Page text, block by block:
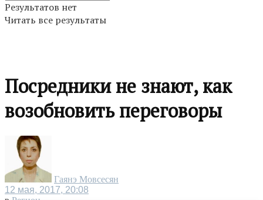
Результатов нет
Читать все результаты
Посредники не знают, как
возобновить переговоры
Гаянэ Мовсесян
12 мая, 2017, 20:08